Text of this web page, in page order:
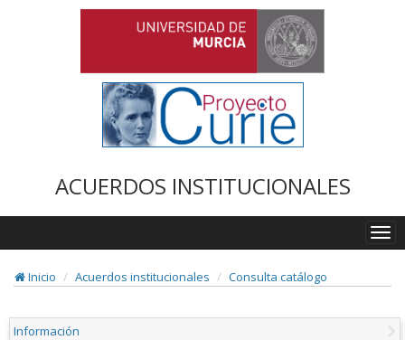
ACUERDOS INSTITUCIONALES
Inicio
Acuerdos institucionales Consulta catálogo
Información